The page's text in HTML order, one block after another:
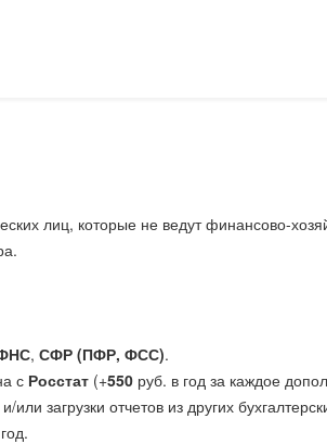
лиц, которые не ведут финансово-
, СФР (ПФР, ФСС).
с Росстат (+550 руб. в год за каждое
или загрузки отчетов из других